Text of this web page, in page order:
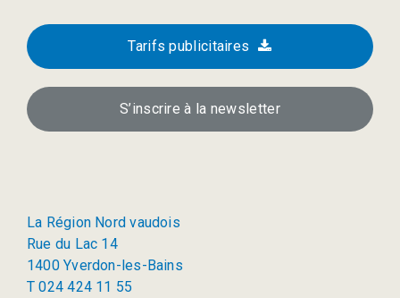
Tarifs publicitaires
S’inscrire à la newsletter
La Région Nord vaudois
Rue du Lac 14
1400 Yverdon-les-Bains
T 024 424 11 55